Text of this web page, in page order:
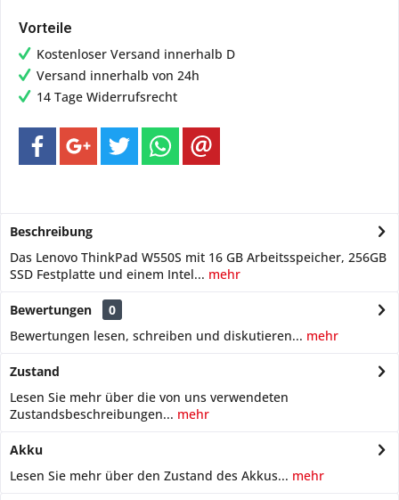
Vorteile
Kostenloser Versand innerhalb D
Versand innerhalb von 24h
14 Tage Widerrufsrecht
Beschreibung
Das Lenovo ThinkPad W550S mit 16 GB Arbeitsspeicher, 256GB
SSD Festplatte und einem Intel... mehr
Bewertungen
0
Bewertungen lesen, schreiben und diskutieren... mehr
Zustand
Lesen Sie mehr über die von uns verwendeten
Zustandsbeschreibungen... mehr
Akku
Lesen Sie mehr über den Zustand des Akkus... mehr